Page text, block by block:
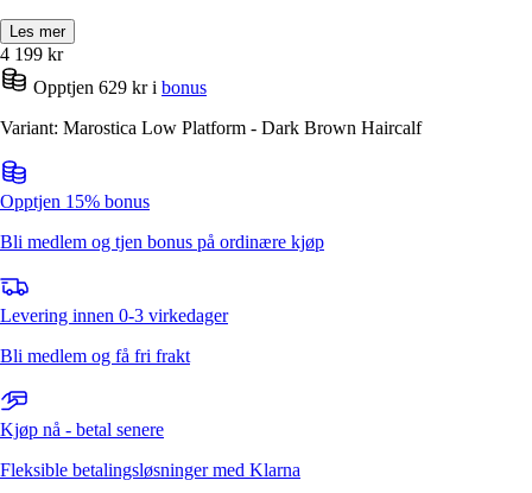
Les mer
4 199 kr
Opptjen 629 kr i bonus
Variant: Marostica Low Platform - Dark Brown Haircalf
Opptjen 15% bonus
Bli medlem og tjen bonus på ordinære kjøp
Levering innen 0-3 virkedager
Bli medlem og få fri frakt
Kjøp nå - betal senere
Fleksible betalingsløsninger med Klarna